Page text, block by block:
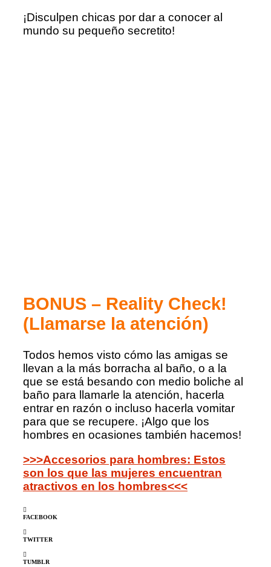
¡Disculpen chicas por dar a conocer al
mundo su pequeño secretito!
BONUS – Reality Check!
(Llamarse la atención)
Todos hemos visto cómo las amigas se
llevan a la más borracha al baño, o a la
que se está besando con medio boliche al
baño para llamarle la atención, hacerla
entrar en razón o incluso hacerla vomitar
para que se recupere. ¡Algo que los
hombres en ocasiones también hacemos!
>>>Accesorios para hombres: Estos
son los que las mujeres encuentran
atractivos en los hombres<<<
FACEBOOK
TWITTER
TUMBLR